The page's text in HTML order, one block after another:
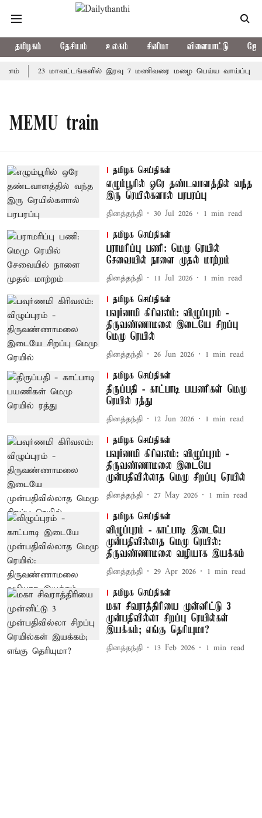
தமிழகம் தேசியம் உலகம் சினிமா விளையாட்டு
23 மாவட்டங்களில் இரவு 7 மணிவரை மழை பெய்ய வாய்ப்பு
MEMU train
தமிழக செய்திகள்
எழும்பூரில் ஒரே தண்டவாளத்தில் வந்த
இரு ரெயில்களால் பரபரப்பு
தினத்தந்தி 30 Jul 2026 1 min read
தமிழக செய்திகள்
பராமரிப்பு பணி: மெமு ரெயில்
சேவையில் நாளை முதல் மாற்றம்
தினத்தந்தி 11 Jul 2026 1 min read
தமிழக செய்திகள்
பவுர்ணமி கிரிவலம்: விழுப்புரம் -
திருவண்ணாமலை இடையே சிறப்பு
மெமு ரெயில்
தினத்தந்தி 26 Jun 2026 1 min read
தமிழக செய்திகள்
திருப்பதி - காட்பாடி பயணிகள் மெமு
ரெயில் ரத்து
தினத்தந்தி 12 Jun 2026 1 min read
தமிழக செய்திகள்
பவுர்ணமி கிரிவலம்: விழுப்புரம் -
திருவண்ணாமலை இடையே
முன்பதிவில்லாத மெமு சிறப்பு ரெயில்
தினத்தந்தி 27 May 2026 1 min read
தமிழக செய்திகள்
விழுப்புரம் - காட்பாடி இடையே
முன்பதிவில்லாத மெமு ரெயில்:
திருவண்ணாமலை வழியாக இயக்கம்
தினத்தந்தி 29 Apr 2026 1 min read
தமிழக செய்திகள்
மகா சிவராத்திரியை முன்னிட்டு 3
முன்பதிவில்லா சிறப்பு ரெயில்கள்
இயக்கம்; எங்கு தெரியுமா?
தினத்தந்தி 13 Feb 2026 1 min read